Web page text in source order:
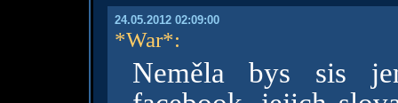
24.05.2012 02:09:00
*War*:
Neměla bys sis